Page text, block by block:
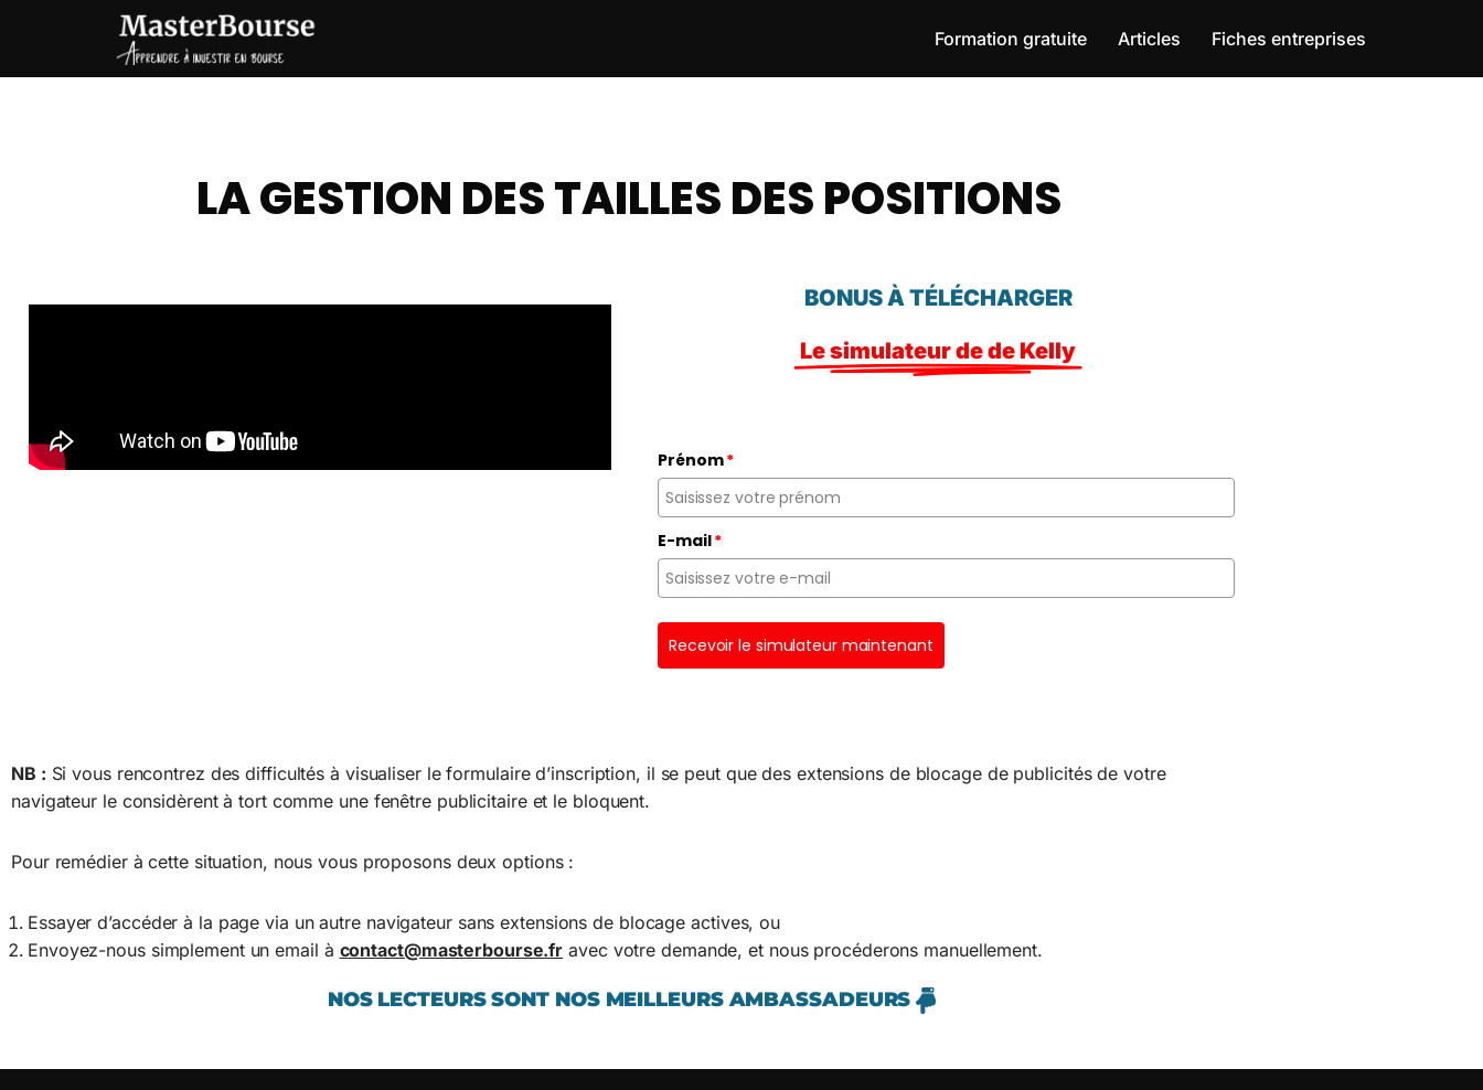
Formation gratuite Articles Fiches entreprises
LA GESTION DES TAILLES DES POSITIONS
BONUS À TÉLÉCHARGER
Le simulateur de de Kelly
Prénom*
E-mail*
Recevoir le simulateur maintenant
NB : Si vous rencontrez des difficultés à visualiser le formulaire d’inscription, il se peut que des extensions de blocage de publicités de votre
navigateur le considèrent à tort comme une fenêtre publicitaire et le bloquent.
Pour remédier à cette situation, nous vous proposons deux options :
Essayer d’accéder à la page via un autre navigateur sans extensions de blocage actives, ou
Envoyez-nous simplement un email à contact@masterbourse.fr avec votre demande, et nous procéderons manuellement.
NOS LECTEURS SONT NOS MEILLEURS AMBASSADEURS